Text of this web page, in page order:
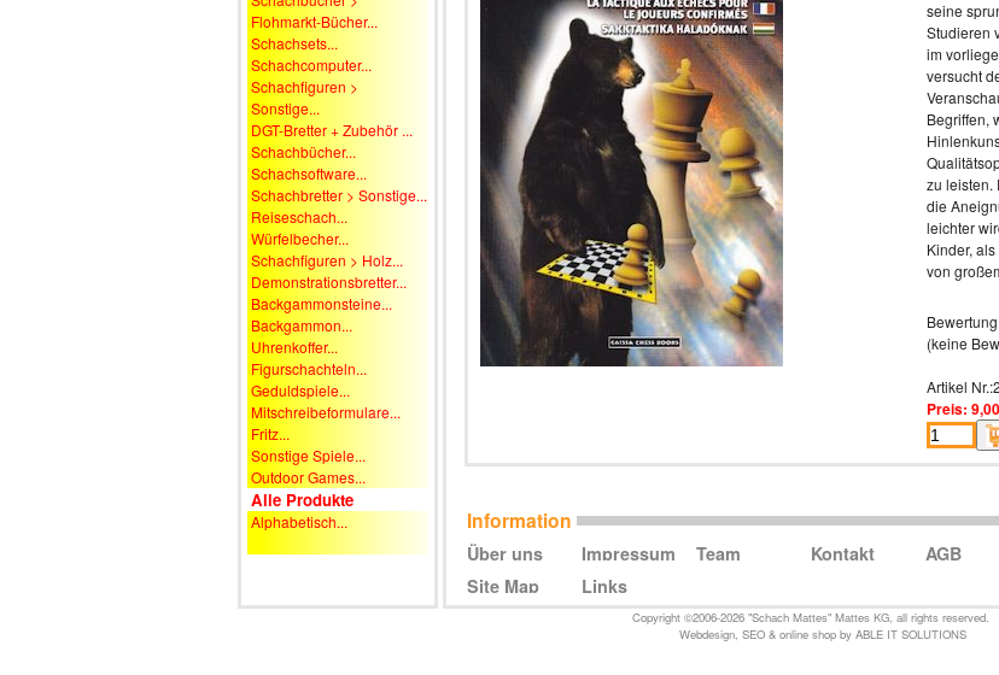
Flohmarkt-Bücher...
Schachsets...
Schachcomputer...
Schachfiguren >
Sonstige...
DGT-Bretter + Zubehör ...
Schachbücher...
Schachsoftware...
Schachbretter > Sonstige...
Reiseschach...
Würfelbecher...
Schachfiguren > Holz...
Demonstrationsbretter...
Backgammonsteine...
Backgammon...
Uhrenkoffer...
Figurschachteln...
Geduldspiele...
Mitschreibeformulare...
Fritz...
Sonstige Spiele...
Outdoor Games...
Alle Produkte
Alphabetisch...
seine
Studieren
im
versucht
Begriffen,
zu leisten.
die
leichter
Kinder,
von
(keine
Artikel
Preis:
Information
Über uns Impressum Team Kontakt AGB
Site Map
Links
Copyright ©2006-2026 "Schach Mattes" Mattes KG, all rights reserved.
Webdesign, SEO& online shopby ABLE IT SOLUTIONS